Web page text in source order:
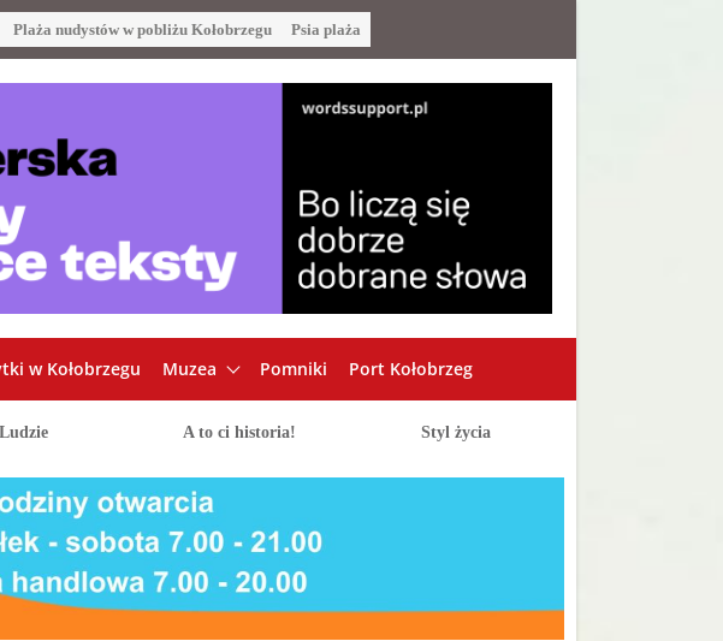
Plaża nudystów w pobliżu Kołobrzegu Psia plaża
w Kołobrzegu Muzea Pomniki Port Kołobrzeg
Ludzie A to ci historia! Styl życia